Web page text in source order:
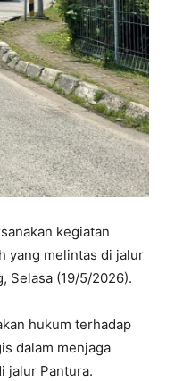
kegiatan
yang melintas di jalur
Selasa (19/5/2026).
hukum terhadap
dalam menjaga
jalur Pantura.